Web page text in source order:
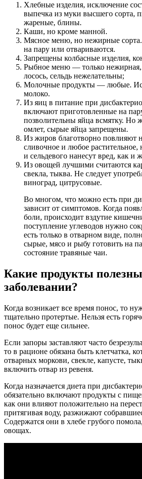
Хлебные изделия, исключение
выпечка из муки высшего сорта,
жареные, блины.
Каши, но кроме манной.
Мясное меню, но нежирные сорта.
на пару или отвариваются.
Запрещены колбасные изделия,
Рыбное меню — только нежирная,
лосось, сельдь нежелательны;
Молочные продукты — любые.
молоко.
Из яиц в питание при
включают приготовленные на
позволительны яйца всмятку. Но
омлет, сырые яйца запрещены.
Из жиров благотворно повлияют
сливочное и любое растительное,
и сельдевого нанесут вред, как и
Из овощей лучшими считаются
свекла, тыква. Не следует
виноград, цитрусовые.
Во многом, что можно есть при
зависит от симптомов. Когда
боли, происходит вздутие
поступление углеводов нужно
есть только в отварном виде,
сырые, мясо и рыбу готовить на
состояние травяные чаи.
Какие продукты
заболевании?
Когда возникает все время понос, то
тщательно протертые. Нельзя есть
понос будет еще сильнее.
Если запоры заставляют часто
то в рационе обязана быть клетчатка,
отварных моркови, свекле, капусте,
включить отвар из ревеня.
Когда назначается диета при
обязательно включают продукты с
как они влияют положительно на
притягивая воду, разжижают
Содержатся они в хлебе грубого
овощах.